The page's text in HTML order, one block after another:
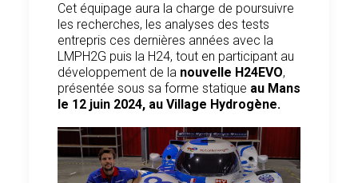
Cet équipage aura la charge de poursuivre
les recherches, les analyses des tests
entrepris ces dernières années avec la
LMPH2G puis la H24, tout en participant au
développement de la nouvelle H24EVO,
présentée sous sa forme statique au Mans
le 12 juin 2024, au Village Hydrogène.